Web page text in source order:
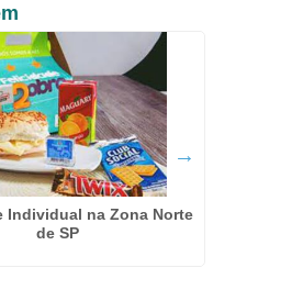
Individual na Zona Norte
de SP